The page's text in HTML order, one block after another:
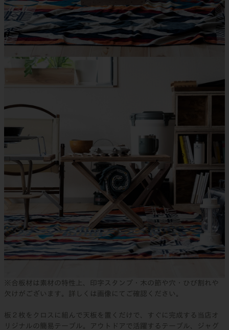
※合板材は素材の特性上、印字スタンプ・木の節や穴・ひび割れや
欠けがございます。詳しくは画像にてご確認ください。
板２枚をクロスに組んで天板を置くだけで、すぐに完成する当店オ
リジナルの簡易テーブル。アウトドアで活躍するテーブル、ジャグ